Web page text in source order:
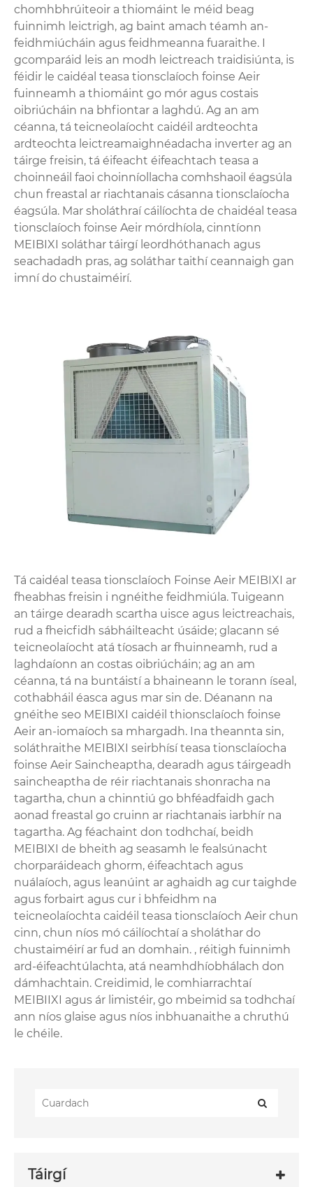
chomhbhrúiteoir a thiomáint le méid beag
fuinnimh leictrigh, ag baint amach téamh an-
feidhmiúcháin agus feidhmeanna fuaraithe. I
gcomparáid leis an modh leictreach traidisiúnta, is
féidir le caidéal teasa tionsclaíoch foinse Aeir
fuinneamh a thiomáint go mór agus costais
oibriúcháin na bhfiontar a laghdú. Ag an am
céanna, tá teicneolaíocht caidéil ardteochta
ardteochta leictreamaighnéadacha inverter ag an
táirge freisin, tá éifeacht éifeachtach teasa a
choinneáil faoi choinníollacha comhshaoil ​​​​éagsúla
chun freastal ar riachtanais cásanna tionsclaíocha
éagsúla. Mar sholáthraí cáilíochta de chaidéal teasa
tionsclaíoch foinse Aeir mórdhíola, cinntíonn
MEIBIXI soláthar táirgí leordhóthanach agus
seachadadh pras, ag soláthar taithí ceannaigh gan
imní do chustaiméirí.
Tá caidéal teasa tionsclaíoch Foinse Aeir MEIBIXI ar
fheabhas freisin i ngnéithe feidhmiúla. Tuigeann
an táirge dearadh scartha uisce agus leictreachais,
rud a fheicfidh sábháilteacht úsáide; glacann sé
teicneolaíocht atá tíosach ar fhuinneamh, rud a
laghdaíonn an costas oibriúcháin; ag an am
céanna, tá na buntáistí a bhaineann le torann íseal,
cothabháil éasca agus mar sin de. Déanann na
gnéithe seo MEIBIXI caidéil thionsclaíoch foinse
Aeir an-iomaíoch sa mhargadh. Ina theannta sin,
soláthraithe MEIBIXI seirbhísí teasa tionsclaíocha
foinse Aeir Saincheaptha, dearadh agus táirgeadh
saincheaptha de réir riachtanais shonracha na
tagartha, chun a chinntiú go bhféadfaidh gach
aonad freastal go cruinn ar riachtanais iarbhír na
tagartha. Ag féachaint don todhchaí, beidh
MEIBIXI de bheith ag seasamh le fealsúnacht
chorparáideach ghorm, éifeachtach agus
nuálaíoch, agus leanúint ar aghaidh ag cur taighde
agus forbairt agus cur i bhfeidhm na
teicneolaíochta caidéil teasa tionsclaíoch Aeir chun
cinn, chun níos mó cáilíochtaí a sholáthar do
chustaiméirí ar fud an domhain. , réitigh fuinnimh
ard-éifeachtúlachta, atá neamhdhíobhálach don
dámhachtain. Creidimid, le comhiarrachtaí
MEIBIIXI agus ár limistéir, go mbeimid sa todhchaí
ann níos glaise agus níos inbhuanaithe a chruthú
le chéile.
Táirgí